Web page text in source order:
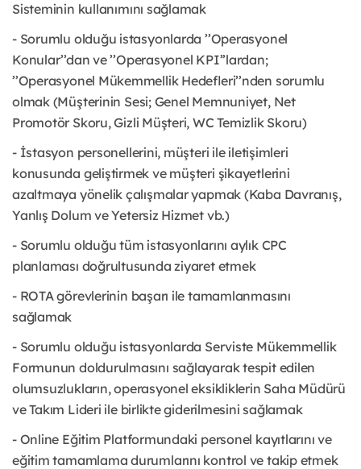
Sisteminin kullanımını sağlamak
- Sorumlu olduğu istasyonlarda ’’Operasyonel
Konular’’dan ve ’’Operasyonel KPI’’lardan;
’’Operasyonel Mükemmellik Hedefleri’’nden sorumlu
olmak (Müşterinin Sesi; Genel Memnuniyet, Net
Promotör Skoru, Gizli Müşteri, WC Temizlik Skoru)
- İstasyon personellerini, müşteri ile iletişimleri
konusunda geliştirmek ve müşteri şikayetlerini
azaltmaya yönelik çalışmalar yapmak (Kaba Davranış,
Yanlış Dolum ve Yetersiz Hizmet vb.)
- Sorumlu olduğu tüm istasyonlarını aylık CPC
planlaması doğrultusunda ziyaret etmek
- ROTA görevlerinin başarı ile tamamlanmasını
sağlamak
- Sorumlu olduğu istasyonlarda Serviste Mükemmellik
Formunun doldurulmasını sağlayarak tespit edilen
olumsuzlukların, operasyonel eksikliklerin Saha Müdürü
ve Takım Lideri ile birlikte giderilmesini sağlamak
- Online Eğitim Platformundaki personel kayıtlarını ve
eğitim tamamlama durumlarını kontrol ve takip etmek